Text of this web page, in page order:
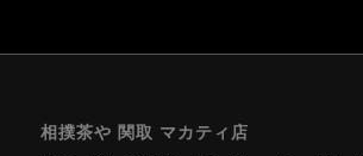
相撲茶や 関取 マカティ店